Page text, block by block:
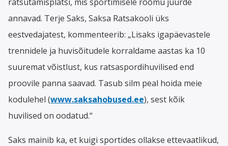
annavad. Terje Saks, Saksa Ratsakooli üks
eestvedajatest, kommenteerib: „Lisaks igapäevastele
trennidele ja huvisõitudele korraldame aastas ka 10
suuremat võistlust, kus ratsaspordihuvilised end
proovile panna saavad. Tasub silm peal hoida meie
kodulehel (www.saksahobused.ee), sest kõik
huvilised on oodatud.“
Saks mainib ka, et kuigi sportides ollakse ettevaatlikud,